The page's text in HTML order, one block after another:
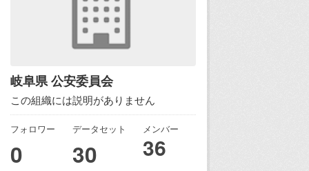
岐阜県 公安委員会
この組織には説明がありません
フォロワー
0
データセット
30
メンバー
36